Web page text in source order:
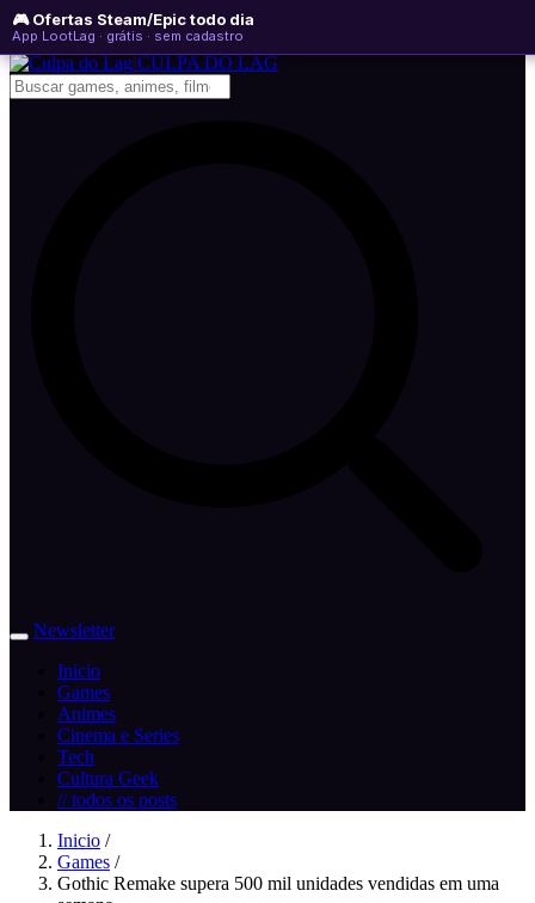
🎮 Ofertas Steam/Epic todo dia
App LootLag · grátis · sem cadastro
domingo, 09 de agosto de 2026 WhatsApp
Newsletter
CULPA DO LAG
Newsletter
Inicio
Games
Animes
Cinema e Series
Tech
Cultura Geek
// todos os posts
Inicio /
Games /
Gothic Remake supera 500 mil unidades vendidas em uma